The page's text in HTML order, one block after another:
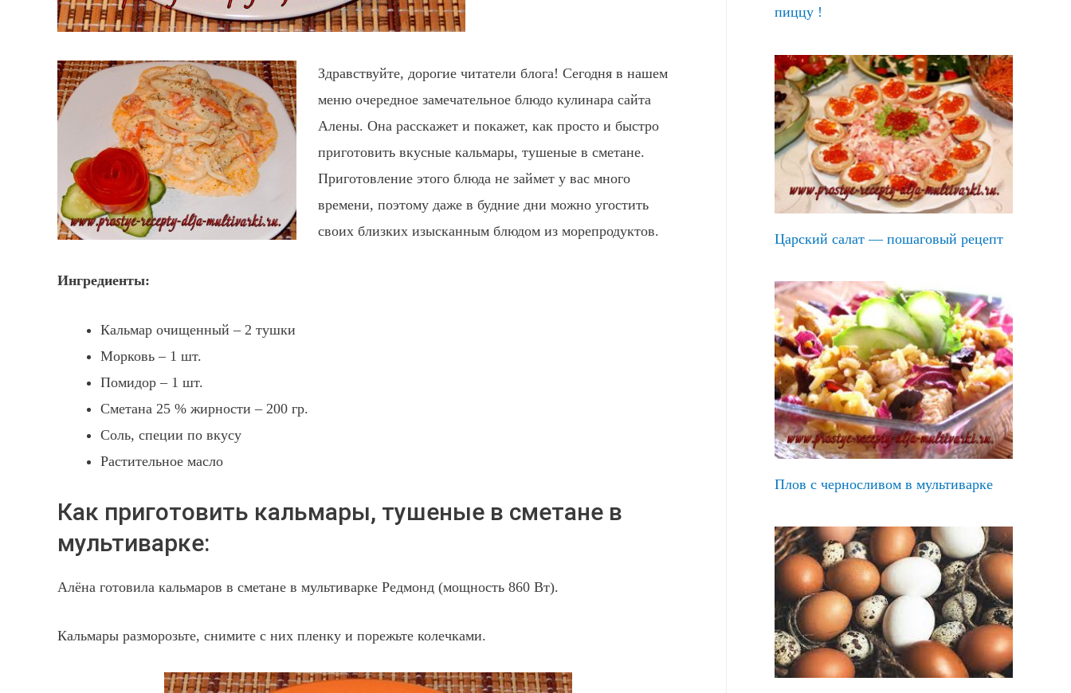
Здравствуйте, дорогие читатели блога! Сегодня в нашем
меню очередное замечательное блюдо кулинара сайта
Алены. Она расскажет и покажет, как просто и быстро
приготовить вкусные кальмары, тушеные в сметане.
Приготовление этого блюда не займет у вас много
времени, поэтому даже в будние дни можно угостить
своих близких изысканным блюдом из морепродуктов.
Ингредиенты:
Кальмар очищенный – 2 тушки
Морковь – 1 шт.
Помидор – 1 шт.
Сметана 25 % жирности – 200 гр.
Соль, специи по вкусу
Растительное масло
Как приготовить кальмары, тушеные в сметане в
мультиварке:
Алёна готовила кальмаров в сметане в мультиварке Редмонд (мощность 860 Вт).
Кальмары разморозьте, снимите с них пленку и порежьте колечками.
пиццу !
Царский салат — пошаговый рецепт
Плов с черносливом в мультиварке